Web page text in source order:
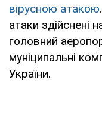
вірусною атакою
атаки здійснені
головний
муніципальні
України.